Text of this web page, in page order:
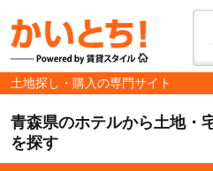
土地探し・購入の専門サイト
青森県のホテルから土地・
を探す